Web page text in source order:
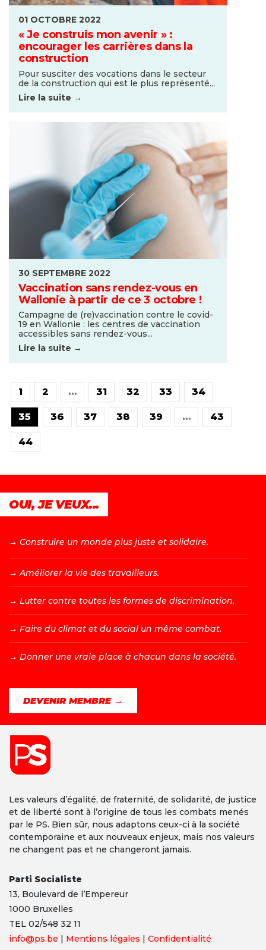
01 OCTOBRE 2022
« Je construis mon avenir » :
encourager les carrières dans la
construction
Pour susciter des vocations dans le secteur
de la construction qui est le plus représenté...
Lire la suite →
30 SEPTEMBRE 2022
Vaccination sans rendez-vous en
Wallonie à partir de ce 3 octobre !
Campagne de (re)vaccination contre le covid-
19 en Wallonie : les centres de vaccination
accessibles sans rendez-vous...
Lire la suite →
1 2 … 31 32 33 34
35 36 37 38 39 … 43
44
Les valeurs d’égalité, de fraternité, de solidarité, de justice
et de liberté sont à l’origine de tous les combats menés
par le PS. Bien sûr, nous adaptons ceux-ci à la société
contemporaine et aux nouveaux enjeux, mais nos valeurs
ne changent pas et ne changeront jamais.
Parti Socialiste
13, Boulevard de l’Empereur
1000 Bruxelles
TEL 02/548 32 11
info@ps.be | Mentions légales | Confidentialité
OUI, JE VEUX...
→ Construire un monde plus juste et solidaire.
→ Améliorer la vie des travailleurs.
→ Lutter contre toutes les formes de discrimination.
→ Faire du climat et du social un même combat.
→ Donner une vraie place à chacun dans la société.
DEVENIR MEMBRE →